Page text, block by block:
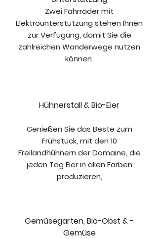
Zwei Fahrräder mit
Elektrounterstützung stehen Ihnen
zur Verfügung, damit Sie die
zahlreichen Wanderwege nutzen
können.
Hühnerstall & Bio-Eier
Genießen Sie das Beste zum
Frühstück, mit den 10
Freilandhühnern der Domaine, die
jeden Tag Eier in allen Farben
produzieren,
Gemüsegarten, Bio-Obst & -
Gemüse